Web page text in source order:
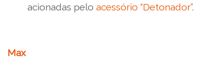
acionadas pelo acessório “Detonador”.
Max